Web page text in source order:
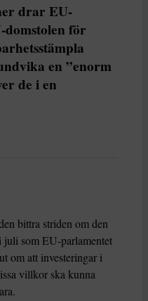
drar EU-
domstolen för
en ”enorm
de i en
bittra striden om den
juli som EU-parlamentet
om att investeringar i
villkor ska kunna